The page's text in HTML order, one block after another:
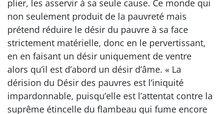
plier, les asservir à sa seule cause. Ce monde qui
non seulement produit de la pauvreté mais
prétend réduire le désir du pauvre à sa face
strictement matérielle, donc en le pervertissant,
en en faisant un désir uniquement de ventre
alors qu’il est d’abord un désir d’âme. « La
dérision du Désir des pauvres est l’iniquité
impardonnable, puisqu’elle est l’attentat contre la
suprême étincelle du flambeau qui fume encore